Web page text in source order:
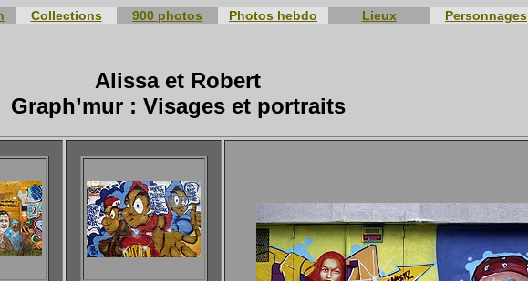
Collections 900 photos Photos hebdo Lieux Personnages
Alissa et Robert
Graph’mur : Visages et portraits